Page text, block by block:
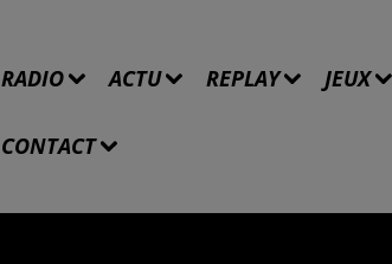
RADIO ACTU REPLAY JEUX
CONTACT